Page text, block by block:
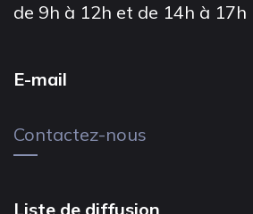
de 9h à 12h et de 14h à 17h
E-mail
Contactez-nous
Liste de diffusion